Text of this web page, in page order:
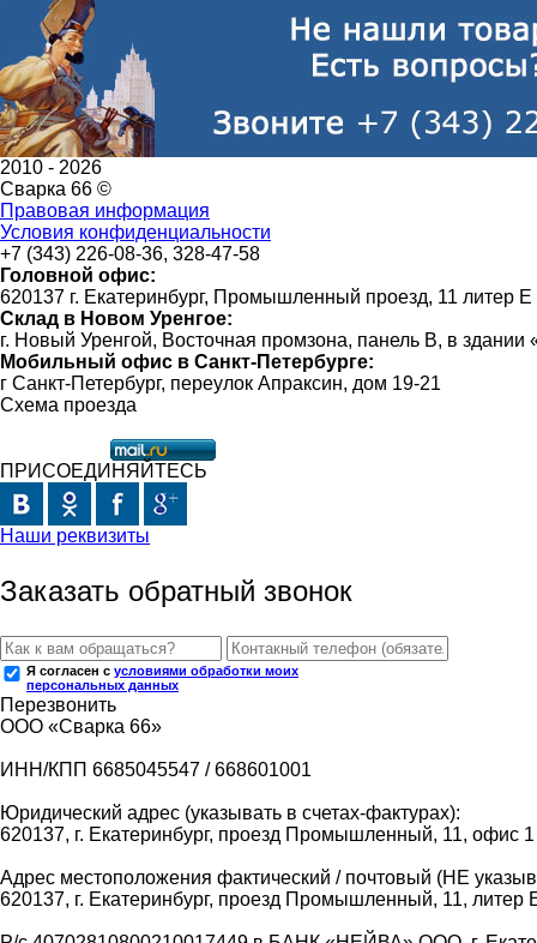
2010 - 2026
Сварка 66 ©
Правовая информация
Условия конфиденциальности
+7 (343) 226-08-36, 328-47-58
Головной офис:
620137 г. Екатеринбург, Промышленный проезд, 11 литер Е
Склад в Новом Уренгое:
г. Новый Уренгой, Восточная промзона, панель В, в
Мобильный офис в Санкт-Петербурге:
г Санкт-Петербург, переулок Апраксин, дом 19-21
Схема проезда
ПРИСОЕДИНЯЙТЕСЬ
Наши реквизиты
Заказать обратный звонок
Я согласен с условиями обработки моих
персональных данных
Перезвонить
ООО «Сварка 66»
ИНН/КПП 6685045547 / 668601001
Юридический адрес (указывать в счетах-фактурах):
620137, г. Екатеринбург, проезд Промышленный, 11, офис 1
Адрес местоположения фактический / почтовый (НЕ
620137, г. Екатеринбург, проезд Промышленный, 11, литер